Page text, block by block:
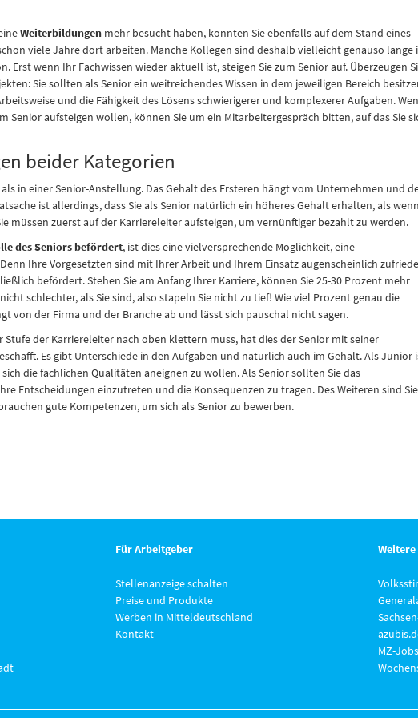
Weiterbildungen mehr besucht haben, könnten Sie ebenfalls auf dem Stand eines
viele Jahre dort arbeiten. Manche Kollegen sind deshalb vielleicht genauso lange
Erst wenn Ihr Fachwissen wieder aktuell ist, steigen Sie zum Senior auf. Überzeugen
Sie sollten als Senior ein weitreichendes Wissen in dem jeweiligen Bereich
und die Fähigkeit des Lösens schwierigerer und komplexerer Aufgaben.
Senior aufsteigen wollen, können Sie um ein Mitarbeitergespräch bitten, auf das Sie
beider Kategorien
in einer Senior-Anstellung. Das Gehalt des Ersteren hängt vom Unternehmen und
ist allerdings, dass Sie als Senior natürlich ein höheres Gehalt erhalten, als wenn
müssen zuerst auf der Karriereleiter aufsteigen, um vernünftiger bezahlt zu werden.
des Seniors befördert, ist dies eine vielversprechende Möglichkeit, eine
Ihre Vorgesetzten sind mit Ihrer Arbeit und Ihrem Einsatz augenscheinlich
befördert. Stehen Sie am Anfang Ihrer Karriere, können Sie 25-30 Prozent mehr
schlechter, als Sie sind, also stapeln Sie nicht zu tief! Wie viel Prozent genau die
von der Firma und der Branche ab und lässt sich pauschal nicht sagen.
der Karriereleiter nach oben klettern muss, hat dies der Senior mit seiner
Es gibt Unterschiede in den Aufgaben und natürlich auch im Gehalt. Als Junior
die fachlichen Qualitäten aneignen zu wollen. Als Senior sollten Sie das
Entscheidungen einzutreten und die Konsequenzen zu tragen. Des Weiteren sind Sie
gute Kompetenzen, um sich als Senior zu bewerben.
Für Arbeitgeber
Stellenanzeige schalten
Preise und Produkte
Werben in Mitteldeutschland
Kontakt
MZ-